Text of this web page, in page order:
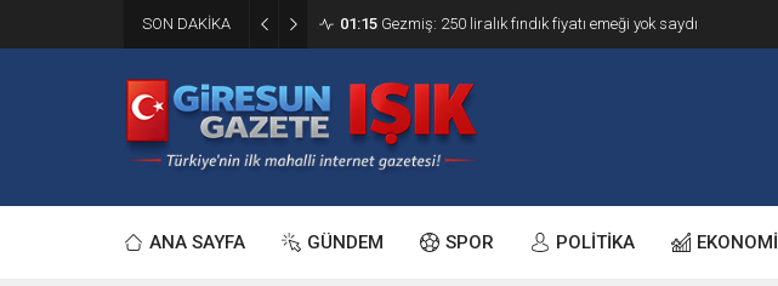
SON DAKİKA 01:15 Gezmiş: 250 liralık fındık fiyatı emeği yok saydı
ANA SAYFA GÜNDEM SPOR POLİTİKA EKONOMİ